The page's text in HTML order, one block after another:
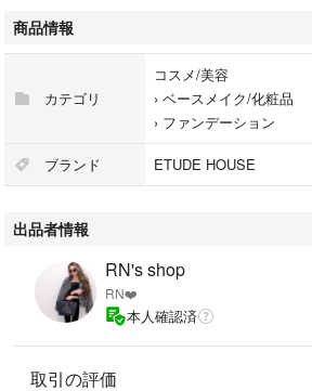
#ファンデーション
#メイクアップ
商品情報
カテゴリ
コスメ/美容
› ベースメイク/化粧品
› ファンデーション
ブランド ETUDE HOUSE
出品者情報
RN's shop
RN❤️
本人確認済
取引の評価